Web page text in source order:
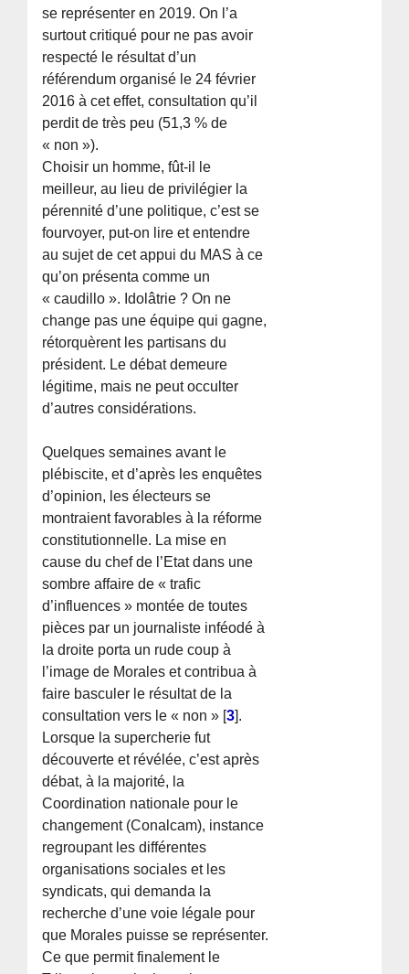
se représenter en 2019. On l’a
surtout critiqué pour ne pas avoir
respecté le résultat d’un
référendum organisé le 24 février
2016 à cet effet, consultation qu’il
perdit de très peu (51,3 % de
« non »).
Choisir un homme, fût-il le
meilleur, au lieu de privilégier la
pérennité d’une politique, c’est se
fourvoyer, put-on lire et entendre
au sujet de cet appui du MAS à ce
qu’on présenta comme un
« caudillo ». Idolâtrie ? On ne
change pas une équipe qui gagne,
rétorquèrent les partisans du
président. Le débat demeure
légitime, mais ne peut occulter
d’autres considérations.
Quelques semaines avant le
plébiscite, et d’après les enquêtes
d’opinion, les électeurs se
montraient favorables à la réforme
constitutionnelle. La mise en
cause du chef de l’Etat dans une
sombre affaire de « trafic
d’influences » montée de toutes
pièces par un journaliste inféodé à
la droite porta un rude coup à
l’image de Morales et contribua à
faire basculer le résultat de la
consultation vers le « non » [3].
Lorsque la supercherie fut
découverte et révélée, c’est après
débat, à la majorité, la
Coordination nationale pour le
changement (Conalcam), instance
regroupant les différentes
organisations sociales et les
syndicats, qui demanda la
recherche d’une voie légale pour
que Morales puisse se représenter.
Ce que permit finalement le